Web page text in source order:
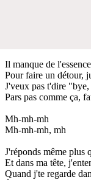
Il manque de
Pour faire un détour,
J'veux pas t'dire
Pars pas comme ça,
Mh-mh-mh
Mh-mh-mh, mh
J'réponds même plus
Et dans ma tête,
Quand j'te regarde